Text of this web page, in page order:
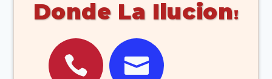
Donde La Ilucion
 